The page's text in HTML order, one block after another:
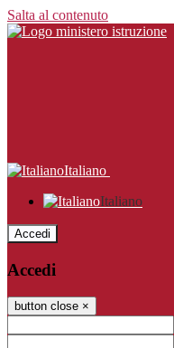
Salta al contenuto
Italiano
Italiano
Accedi
Accedi
button close ×